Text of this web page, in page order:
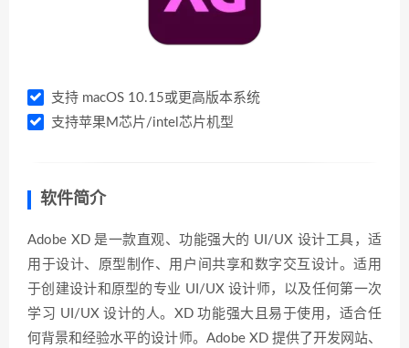
支持 macOS 10.15或更高版本系统
支持苹果M芯片/intel芯片机型
软件简介
Adobe XD 是一款直观、功能强大的 UI/UX 设计工具，适
用于设计、原型制作、用户间共享和数字交互设计。适用
于创建设计和原型的专业 UI/UX 设计师，以及任何第一次
学习 UI/UX 设计的人。XD 功能强大且易于使用，适合任
何背景和经验水平的设计师。Adobe XD 提供了开发网站、